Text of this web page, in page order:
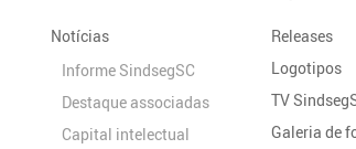
Notícias
Informe SindsegSC
Destaque associadas
Capital intelectual
Releases
Logotipos
TV
Galeria de